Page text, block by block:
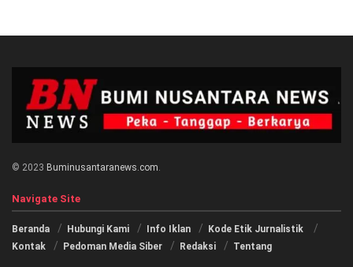
© 2023 Buminusantaranews.com
Navigate Site
Beranda Hubungi Kami Info Iklan
Kode Etik Jurnalistik
Kontak
Pedoman Media Siber Redaksi Tentang